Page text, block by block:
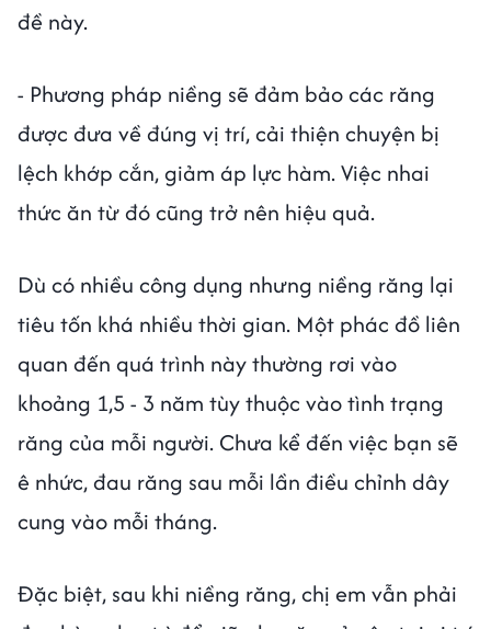
đề này.
- Phương pháp niềng sẽ đảm bảo các răng
được đưa về đúng vị trí, cải thiện chuyện bị
lệch khớp cắn, giảm áp lực hàm. Việc nhai
thức ăn từ đó cũng trở nên hiệu quả.
Dù có nhiều công dụng nhưng niềng răng lại
tiêu tốn khá nhiều thời gian. Một phác đồ liên
quan đến quá trình này thường rơi vào
khoảng 1,5 - 3 năm tùy thuộc vào tình trạng
răng của mỗi người. Chưa kể đến việc bạn sẽ
ê nhức, đau răng sau mỗi lần điều chỉnh dây
cung vào mỗi tháng.
Đặc biệt, sau khi niềng răng, chị em vẫn phải